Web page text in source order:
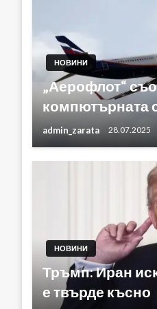
НОВИНИ
„Аерофлот“
компютърната
admin_zarata 28.07.2025
НОВИНИ
Тръмп: Иран
е твърде късно